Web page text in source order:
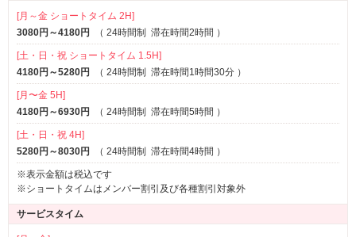
[月～金 ショートタイム 2H]
3080円～4180円
（ 24時間制 滞在時間2時間 ）
[土・日・祝 ショートタイム 1.5H]
4180円～5280円
（ 24時間制 滞在時間1時間30分 ）
[月〜金 5H]
4180円～6930円
（ 24時間制 滞在時間5時間 ）
[土・日・祝 4H]
5280円～8030円
（ 24時間制 滞在時間4時間 ）
※表示金額は税込です
※ショートタイムはメンバー割引及び各種割引対象外
サービスタイム